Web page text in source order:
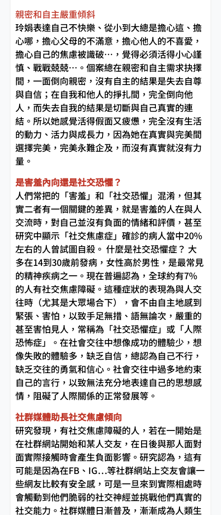
親密和自主嚴重傾斜
玲娟表達自己不快樂、從小到大總是擔心這、擔
心哪，擔心父母的不滿意，擔心他人的不喜愛，
擔心自己的焦慮被識破…，覺得必須活得小心謹
慎、戰戰兢兢…。個案總在親密和自主需求抉擇
間，一面倒向親密，沒有自主的結果是失去自尊
與自信；在自我和他人的掙扎間，完全倒向他
人，而失去自我的結果是切斷與自己真實的連
結。所以她感覺活得假面又疲憊，完全沒有生活
的動力、活力與成長力，因為她在真實與完美間
選擇完美，完美永難企及，而沒有真實就沒有力
量。
是害羞內向還是社交恐懼？
人們常把的「害羞」和「社交恐懼」混淆，但其
實二者有一個關鍵的差異，就是害羞的人在與人
交流時，對自己並沒有負面的情緒和評價，甚至
研究中顯示「社交焦慮症」確診的病人當中20%
左右的人曾試圖自殺。 什麼是社交恐懼症？ 大
多在14到30歲前發病，女性高於男性，是最常見
的精神疾病之一。現在普遍認為，全球約有7%
的人有社交焦慮障礙。這種症狀的表現為與人交
往時（尤其是大眾場合下），會不由自主地感到
緊張、害怕，以致手足無措、語無論次，嚴重的
甚至害怕見人，常稱為「社交恐懼症」或「人際
恐怖症」。在社會交往中想像成功的體驗少，想
像失敗的體驗多，缺乏自信，總認為自己不行，
缺乏交往的勇氣和信心。社會交往中過多地約束
自己的言行，以致無法充分地表達自己的思想感
情，阻礙了人際關係的正常發展等。
社群媒體助長社交焦慮傾向
研究發現，有社交焦慮障礙的人，若在一開始是
在社群網站開始和某人交友，在日後與那人面對
面實際接觸時會產生負面影響。研究認為，這有
可能是因為在FB、IG…等社群網站上交友會讓一
些網友比較有安全感，可是一旦來到實際相處時
會觸動到他們脆弱的社交神經並挑戰他們真實的
社交能力。社群媒體日漸普及，漸漸成為人類生